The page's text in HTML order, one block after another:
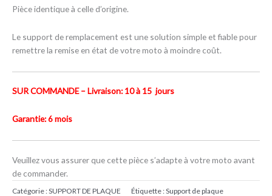
Pièce identique à celle d’origine.
Le support de remplacement est une solution simple et fiable pour
remettre la remise en état de votre moto à moindre coût.
SUR COMMANDE – Livraison: 10 à 15 jours
Garantie: 6 mois
Veuillez vous assurer que cette pièce s’adapte à votre moto avant
de commander.
Catégorie :SUPPORT DE PLAQUE Étiquette :Support de plaque